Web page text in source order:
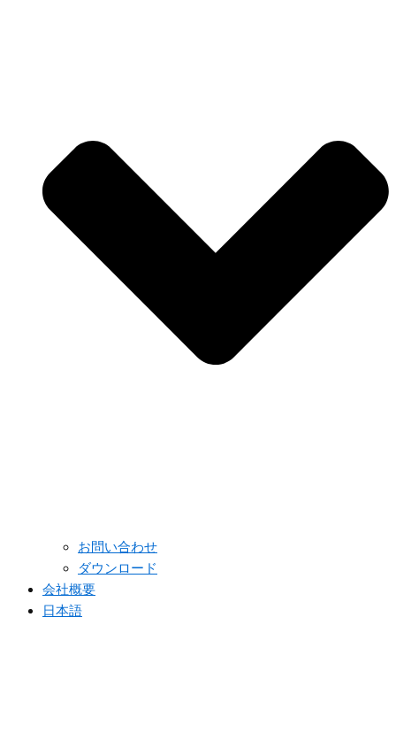
お問い合わせ
ダウンロード
会社概要
日本語